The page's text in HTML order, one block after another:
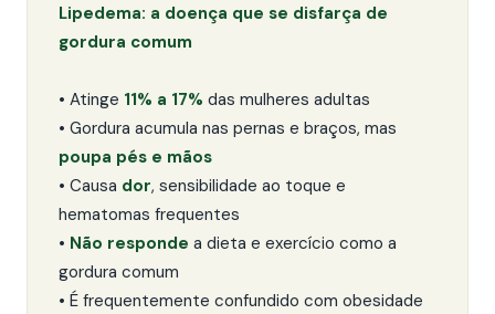
Lipedema: a doença que se disfarça de
gordura comum
• Atinge 11% a 17% das mulheres adultas
• Gordura acumula nas pernas e braços, mas
poupa pés e mãos
• Causa dor, sensibilidade ao toque e
hematomas frequentes
• Não responde a dieta e exercício como a
gordura comum
• É frequentemente confundido com obesidade